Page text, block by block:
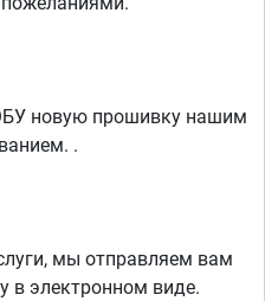
новую прошивку нашим
.
мы отправляем вам
в электронном виде.